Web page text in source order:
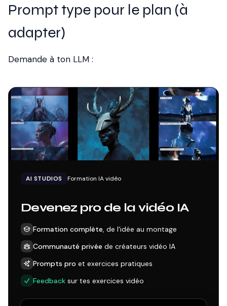
Prompt type pour le plan (à
adapter)
Demande à ton LLM :
AI STUDIOS Formation IA vidéo
Devenez pro de la vidéo IA
Formation complète, de l'idée au montage
Communauté privée de créateurs vidéo IA
Prompts pro et exercices pratiques
Feedback sur tes exercices vidéo